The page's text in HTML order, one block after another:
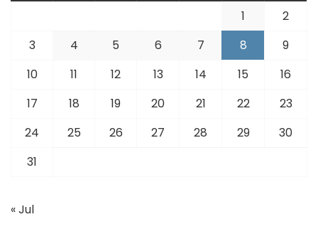
1
2
3
4 5 6 7 8
9
10
11 12 13 14 15
16
17
18 19 20 21 22
23
24
25 26 27 28 29
30
31
« Jul